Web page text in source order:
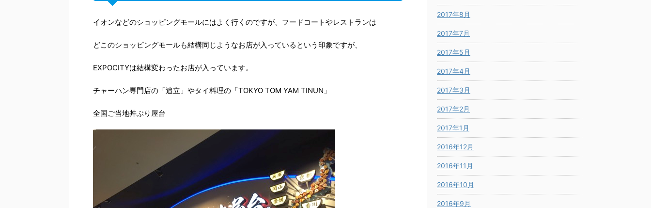
イオンなどのショッピングモールにはよく行くのですが、フードコートやレストランは
どこのショッピングモールも結構同じようなお店が入っているという印象ですが、
EXPOCITYは結構変わったお店が入っています。
チャーハン専門店の「追立」やタイ料理の「TOKYO TOM YAM TINUN」
全国ご当地丼ぶり屋台
2017年8月
2017年7月
2017年5月
2017年4月
2017年3月
2017年2月
2017年1月
2016年12月
2016年11月
2016年10月
2016年9月